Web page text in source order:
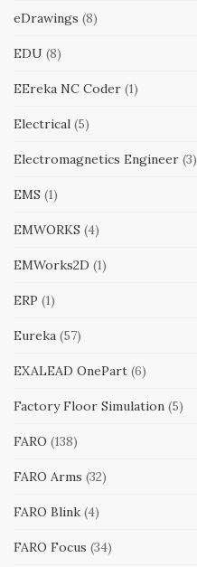
eDrawings (8)
EDU (8)
EEreka NC Coder (1)
Electrical (5)
Electromagnetics Engineer (3)
EMS (1)
EMWORKS (4)
EMWorks2D (1)
ERP (1)
Eureka (57)
EXALEAD OnePart (6)
Factory Floor Simulation (5)
FARO (138)
FARO Arms (32)
FARO Blink (4)
FARO Focus (34)